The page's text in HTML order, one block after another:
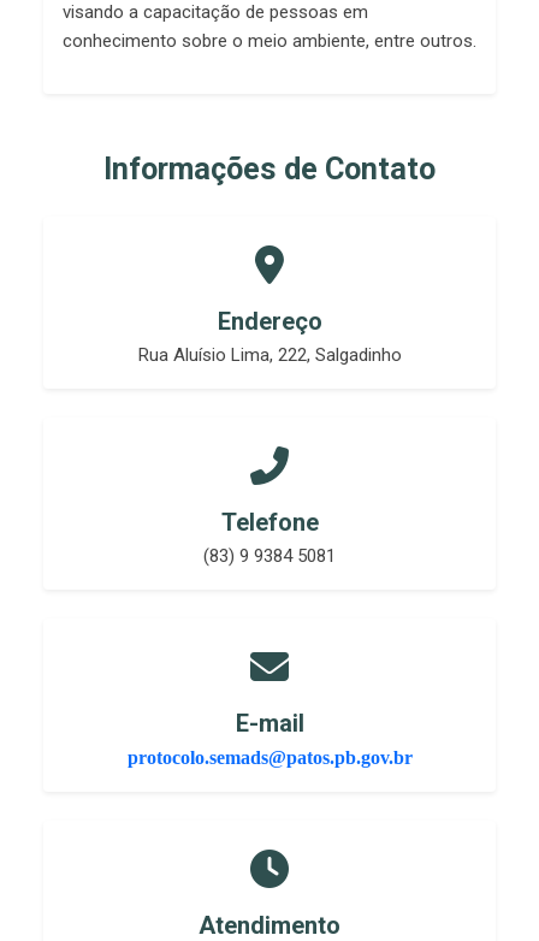
visando a capacitação de pessoas em
conhecimento sobre o meio ambiente, entre outros.
Informações de Contato
Endereço
Rua Aluísio Lima, 222, Salgadinho
Telefone
(83) 9 9384 5081
E-mail
protocolo.semads@patos.pb.gov.br
Atendimento